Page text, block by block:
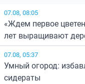
07.08, 08:05
«Ждем первое
лет выращивают
07.08, 05:37
Умный огород:
сидераты